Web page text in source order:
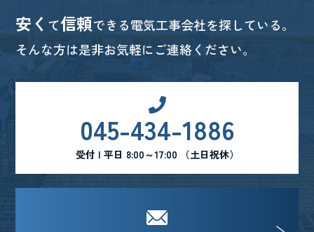
安く て信頼できる電気工事会社を探している。
そんな方は是非お気軽にご連絡ください。
045-434-1886
受付 | 平日 8:00～17:00 （土日祝休）